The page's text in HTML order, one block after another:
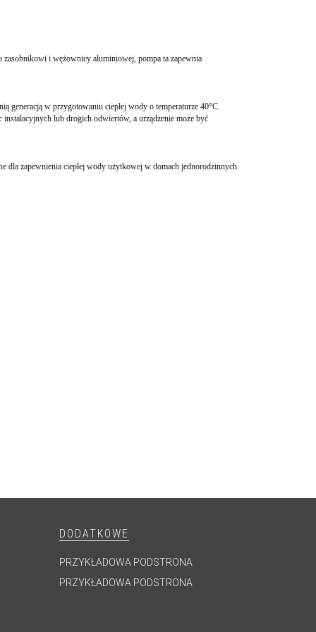
zasobnikowi i wężownicy aluminiowej, pompa ta zapewnia
generacją w przygotowaniu ciepłej wody o temperaturze 40°C.
instalacyjnych lub drogich odwiertów, a urządzenie może być
dla zapewnienia ciepłej wody użytkowej w domach jednorodzinnych.
DODATKOWE
PRZYKŁADOWA PODSTRONA
PRZYKŁADOWA PODSTRONA